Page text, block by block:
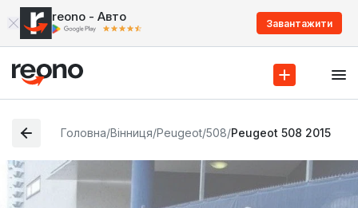
reono - Авто Завантажити
Головна/Вінниця/Peugeot/508/Peugeot 508 2015